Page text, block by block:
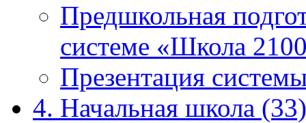
Предшкольная
системе «Школа
Презентация
4. Начальная школа (33)